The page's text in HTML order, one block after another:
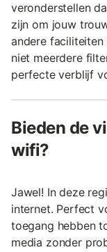
veronderstellen
zijn om jouw
andere
niet meerdere
perfecte verblijf
Bieden de
wifi?
Jawel! In deze
internet. Perfect
toegang hebben
media zonder